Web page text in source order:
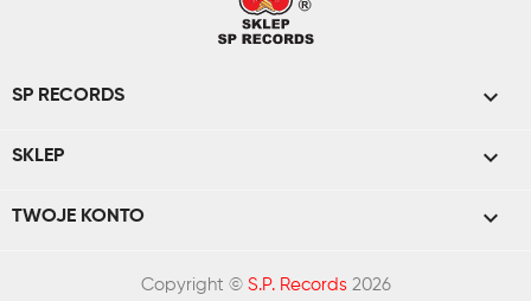
SP RECORDS 
SKLEP 
TWOJE KONTO 
Copyright © S.P. Records2026